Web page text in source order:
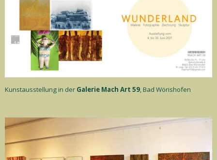
Kunstausstellung in der Galerie Mach Art 59, Bad Wörishofen